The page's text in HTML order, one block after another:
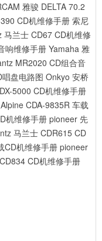
雅骏 DELTA 70.2
CD机维修手册 索尼
马兰士 CD67 CD机维修
响维修手册 Yamaha 雅
MR2020 CD组合音
盘电路图 Onkyo 安桥
5000 CD机维修手册
CDA-9835R 车载
机维修手册 pioneer 先
马兰士 CDR615 CD
CD机维修手册pioneer
CD机维修手册